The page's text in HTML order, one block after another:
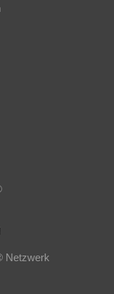
Netzwerk